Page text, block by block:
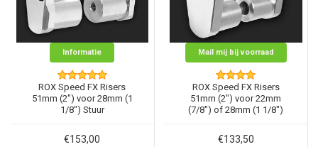
Informatie
ROX Speed FX Risers
51mm (2") voor 28mm (1
1/8") Stuur
€153,00
Mail mij bij voorraad
ROX Speed FX Risers
51mm (2") voor 22mm
(7/8") of 28mm (1 1/8")
€133,50